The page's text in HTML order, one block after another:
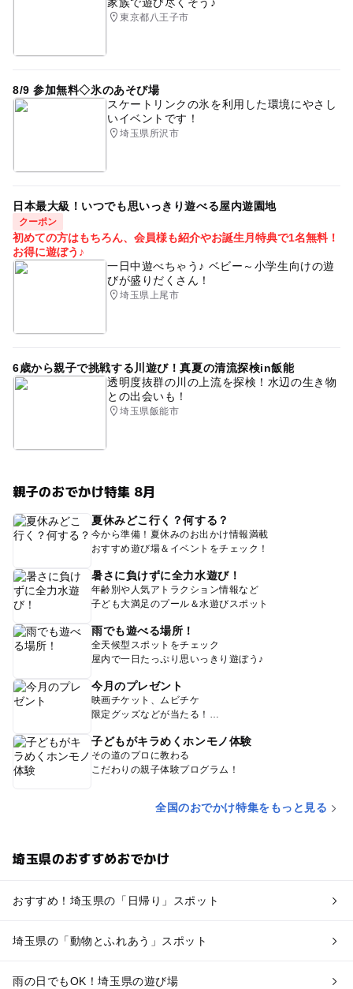
東京都八王子市
8/9 参加無料◇氷のあそび場
スケートリンクの氷を利用した環境にやさし
いイベントです！
埼玉県所沢市
日本最大級！いつでも思いっきり遊べる屋内遊園地
クーポン
初めての方はもちろん、会員様も紹介やお誕生月特典で1名無料！
お得に遊ぼう♪
一日中遊べちゃう♪ ベビー～小学生向けの遊
びが盛りだくさん！
埼玉県上尾市
6歳から親子で挑戦する川遊び！真夏の清流探検in飯能
透明度抜群の川の上流を探検！水辺の生き物
との出会いも！
埼玉県飯能市
親子のおでかけ特集 8月
夏休みどこ行く？何する？
今から準備！夏休みのお出かけ情報満載
おすすめ遊び場＆イベントをチェック！
暑さに負けずに全力水遊び！
年齢別や人気アトラクション情報など
子ども大満足のプール＆水遊びスポット
雨でも遊べる場所！
全天候型スポットをチェック
屋内で一日たっぷり思いっきり遊ぼう♪
今月のプレゼント
映画チケット、ムビチケ
限定グッズなどが当たる！
子どもがキラめくホンモノ体験
その道のプロに教わる
こだわりの親子体験プログラム！
全国のおでかけ特集をもっと見る
埼玉県のおすすめおでかけ
おすすめ！埼玉県の「日帰り」スポット
埼玉県の「動物とふれあう」スポット
雨の日でもOK！埼玉県の遊び場